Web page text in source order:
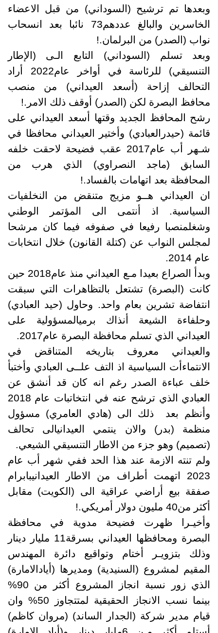
وبعدها تم ترشيح (السوداني) من قبل الاعضاء
الخاسرين والبالغ عددهم73 نائبا بعد انسحاب
نواب (الصدر) من البرلمان.!
وبعد تسلم (السوداني) التابع الـى (الإطار
التنسيقي) للرئاسة في أواخر عام2022 أراد
التحالف إزاحة (أسعد العيداني) من منصب
محافظ البصرة لكن (الصدر) أوقف ذلك الامر.!
رشح المحافظ الجديد وقتها أسعد العيداني على
قائمة (حيدرالعبادي) وأختير العيداني محافظا في
شـهر أب عام2017 عقب فضيحة لاحقت خلفه
السابق (ماجد النصراوي) الذي هرب من
المحافظة بعد اتهامات بالفساد.!
ان العيداني هــو مزيج متنقض من النخلفيات
السياسية. اذ أنتمى الى المؤتمر الوطني
وشغلمنصبا رفيعا في صفوفه فيما كان مرشحا
لمجلس النواب عن (كتلة القانون) خلال انتخابات
عام 2014.
وبدأ الصراع بعيدا مـع العيداني منذ عام2018 حين
كانت (البصرة) تشتعل بالتظاهرات التي سبقت
انتفاضة تشرين بعام واحد. وحاول (حيد العبادي)
وحلفاءة الشيعة أنذاك برميالمسؤولية على
العيداني الذي تسلم محافظة البصرة عام2017.
والعيداني معروف بتاريخه المتناقض في
الانتماءأت السياسية اذ التف علــى العبادي وأختبأ
خلف عباءة الصدر رغم انه كان قد أنشق عن
العبادي الذي ترشح عنه في انتخاتبات عام 2018
وأنظم بعد
ذلك الى (هادي العامري) مسؤول
منظمة (بدر) والان ينتمي العيدانيالى تحالف
(تصميم) وهو جزء من الاطار التنسيقي الشيعي.
ولم تنته الازمة عند هذا الحد ففي شهر أب عام
2023 اتهمت أطراف من الاطار العيداني
بابرام
صفقة بيع أراضي عراقية الى (الكويت) مقابل
أكثر من40 مليون دولار أمريكي.!
وأخيـرا ظهرت فضيحة مدوية في محافظة
البصرة ومحافظها العيداني بسرقة11 مليار دينار
وذلك بتزويـر أختام وتواقيع دائرة المهندس
المقيم لمشروع (السنيدية) ومديرها (أياد الامارة)
الذي زور نسبة انجاز المشروع أكثر من 90%
بينما نسب الانجاز الحقيقية لم
تتجاوز 50% وان
قيام مدير شركة (الجدار الساند) (مروان كاظم)